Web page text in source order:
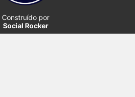
Construído por
Social Rocker